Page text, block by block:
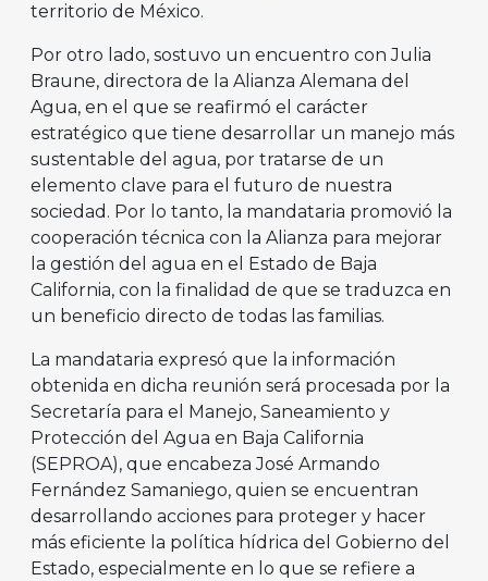
territorio de México.
Por otro lado, sostuvo un encuentro con Julia
Braune, directora de la Alianza Alemana del
Agua, en el que se reafirmó el carácter
estratégico que tiene desarrollar un manejo más
sustentable del agua, por tratarse de un
elemento clave para el futuro de nuestra
sociedad. Por lo tanto, la mandataria promovió la
cooperación técnica con la Alianza para mejorar
la gestión del agua en el Estado de Baja
California, con la finalidad de que se traduzca en
un beneficio directo de todas las familias.
La mandataria expresó que la información
obtenida en dicha reunión será procesada por la
Secretaría para el Manejo, Saneamiento y
Protección del Agua en Baja California
(SEPROA), que encabeza José Armando
Fernández Samaniego, quien se encuentran
desarrollando acciones para proteger y hacer
más eficiente la política hídrica del Gobierno del
Estado, especialmente en lo que se refiere a